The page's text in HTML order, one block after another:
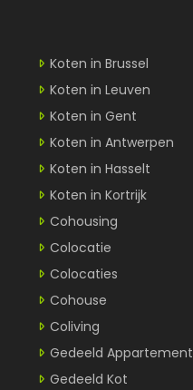
Koten in Brussel
Koten in Leuven
Koten in Gent
Koten in Antwerpen
Koten in Hasselt
Koten in Kortrijk
Cohousing
Colocatie
Colocaties
Cohouse
Coliving
Gedeeld Appartement
Gedeeld Kot